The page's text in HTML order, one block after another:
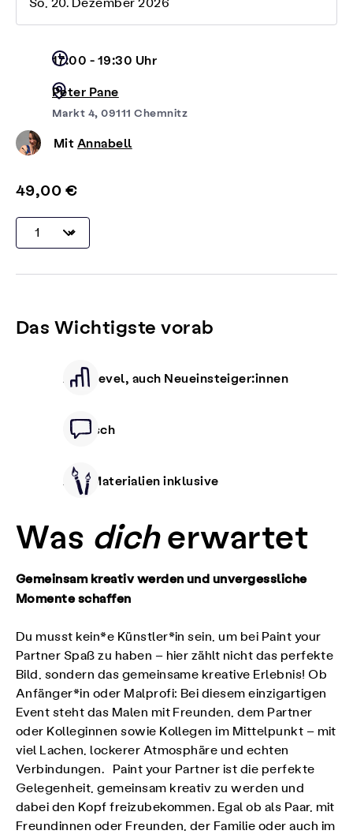
So, 20. Dezember 2026
17:00 - 19:30 Uhr
Peter Pane
Markt 4, 09111 Chemnitz
Mit Annabell
49,00 €
Das Wichtigste vorab
Alle Level, auch Neueinsteiger:innen
Deutsch
Alle Materialien inklusive
Was dicherwartet
Gemeinsam kreativ werden und unvergessliche
Momente schaffen
Du musst kein*e Künstler*in sein, um bei Paint your
Partner Spaß zu haben – hier zählt nicht das perfekte
Bild, sondern das gemeinsame kreative Erlebnis! Ob
Anfänger*in oder Malprofi: Bei diesem einzigartigen
Event steht das Malen mit Freunden, dem Partner
oder Kolleginnen sowie Kollegen im Mittelpunkt – mit
viel Lachen, lockerer Atmosphäre und echten
Verbindungen. Paint your Partner ist die perfekte
Gelegenheit, gemeinsam kreativ zu werden und
dabei den Kopf freizubekommen. Egal ob als Paar, mit
Freundinnen oder Freunden, der Familie oder auch im